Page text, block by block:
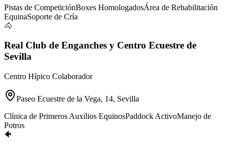
Pistas de CompeticiónBoxes HomologadosÁrea de Rehabilitación
EquinaSoporte de Cría
🐴
Real Club de Enganches y Centro Ecuestre de
Sevilla
Centro Hípico Colaborador
Paseo Ecuestre de la Vega, 14, Sevilla
Clínica de Primeros Auxilios EquinosPaddock ActivoManejo de
Potros
🐠